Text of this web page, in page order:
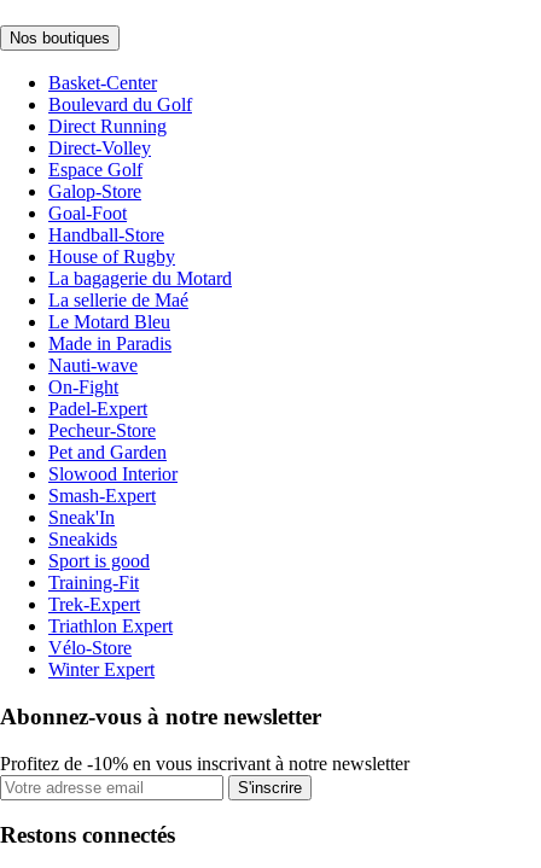
Nos boutiques
Basket-Center
Boulevard du Golf
Direct Running
Direct-Volley
Espace Golf
Galop-Store
Goal-Foot
Handball-Store
House of Rugby
La bagagerie du Motard
La sellerie de Maé
Le Motard Bleu
Made in Paradis
Nauti-wave
On-Fight
Padel-Expert
Pecheur-Store
Pet and Garden
Slowood Interior
Smash-Expert
Sneak'In
Sneakids
Sport is good
Training-Fit
Trek-Expert
Triathlon Expert
Vélo-Store
Winter Expert
Abonnez-vous à notre newsletter
Profitez de -10% en vous inscrivant à notre newsletter
S'inscrire
Restons connectés